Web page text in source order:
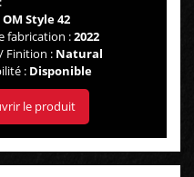
OM Style 42
fabrication :2022
Finition : Natural
: Disponible
le produit